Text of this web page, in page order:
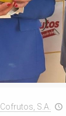
Cofrutos, S.A.